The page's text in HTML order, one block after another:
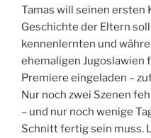
Tamas will seinen ersten
Geschichte der Eltern
kennenlernten und
ehemaligen Jugoslawien
Premiere eingeladen –
Nur noch zwei Szenen
– und nur noch wenige
Schnitt fertig sein muss.